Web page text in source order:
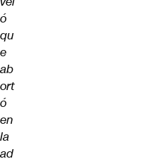
ó
qu
e
ab
ort
ó
en
la
ad